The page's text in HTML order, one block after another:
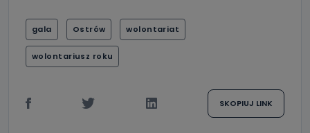
gala Ostrów wolontariat
wolontariusz roku
SKOPIUJ LINK